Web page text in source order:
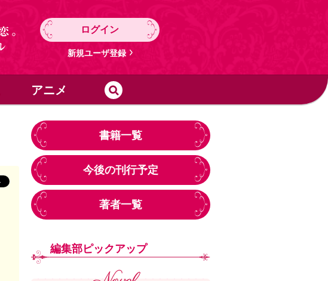
ログイン
新規ユーザ登録
アニメ
書籍一覧
今後の刊行予定
著者一覧
編集部ピックアップ